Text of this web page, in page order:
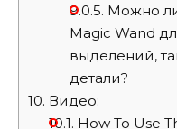
9.0.5. Можно
Magic Wand
выделений,
детали?
10. Видео:
10.1. How To Use